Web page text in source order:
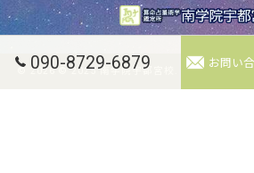
090-8729-6879 お問い
© 2026 © 2025 南学院宇都宮校. 無断転載禁止。